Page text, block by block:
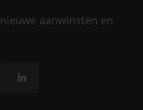
aanwinsten en